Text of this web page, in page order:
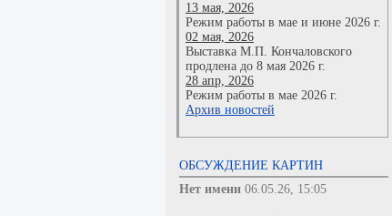
13 мая, 2026
Режим работы в мае и июне 2026 г.
02 мая, 2026
Выставка М.П. Кончаловского
продлена до 8 мая 2026 г.
28 апр, 2026
Режим работы в мае 2026 г.
Архив новостей
ОБСУЖДЕНИЕ КАРТИН
Нет имени 06.05.26, 15:05